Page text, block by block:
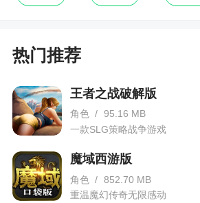
热门推荐
王者之战破解版
角色 / 95.16 MB
一款SLG策略战争游戏
魔域西游版
角色 / 852.70 MB
重温魔幻传奇无限感动